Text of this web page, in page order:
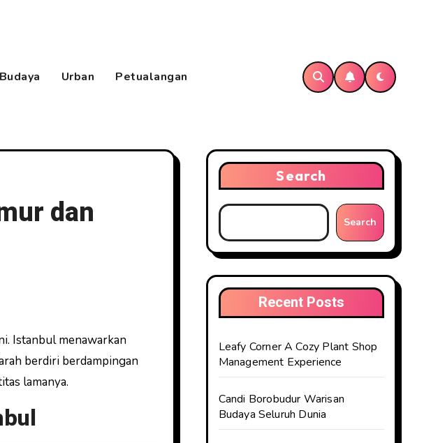
Budaya Urban Petualangan
dan
Istanbul menawarkan
berdiri berdampingan
lamanya.
Search
Search
Recent Posts
Leafy Corner A Cozy Plant Shop
Management Experience
Candi Borobudur Warisan
Budaya Seluruh Dunia